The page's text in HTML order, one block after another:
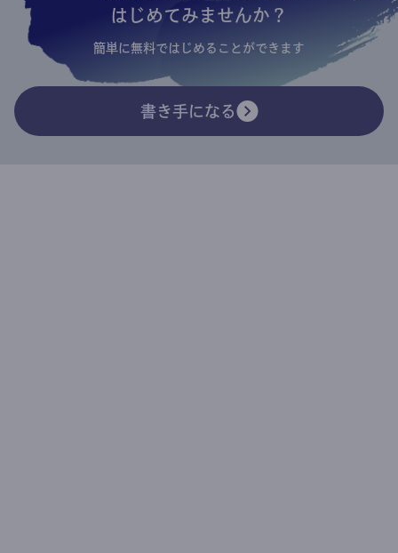
はじめてみませんか？
簡単に無料ではじめることができます
書き手になる